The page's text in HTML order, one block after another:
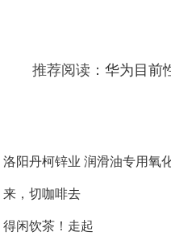
推荐阅读：华为目前
洛阳丹柯锌业 润滑油专用氧
来，切咖啡去
得闲饮茶！走起